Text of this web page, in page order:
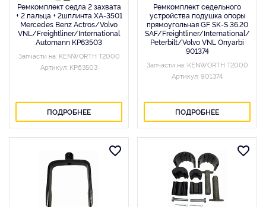
Ремкомплект седла 2 захвата
+ 2 пальца + 2шплинта XA-3501
Mercedes Benz Actros/Volvo
VNL/Freightliner/International
Automann KP63503
Запчасти на: KENWORTH T2000
Артикул: KP63503
ПОДРОБНЕЕ
Ремкомплект седельного
устройства подушка опоры
прямоугольная GF SK-S 36.20
SAF/Freightliner/International/
Peterbilt/Volvo VNL Onyarbi
901374
Запчасти на: KENWORTH T2000
Артикул: 901374
ПОДРОБНЕЕ